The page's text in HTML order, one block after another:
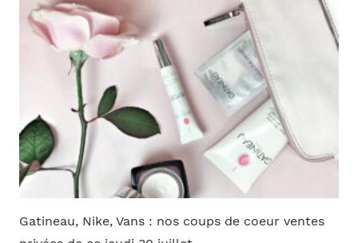
Gatineau, Nike, Vans : nos coups de coeur ventes